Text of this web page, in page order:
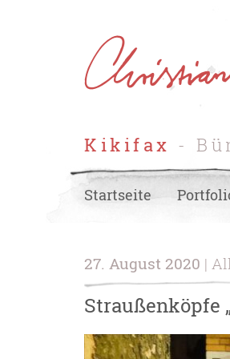
Kikifax -
Startseite
27. August 2020 |
Straußenköpfe